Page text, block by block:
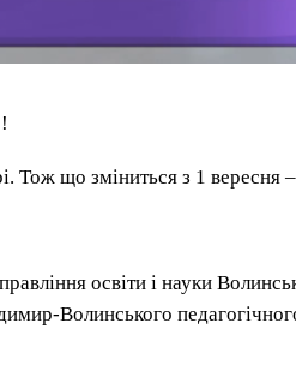
Тож що зміниться з 1 вересня –
освіти і науки
Волинського